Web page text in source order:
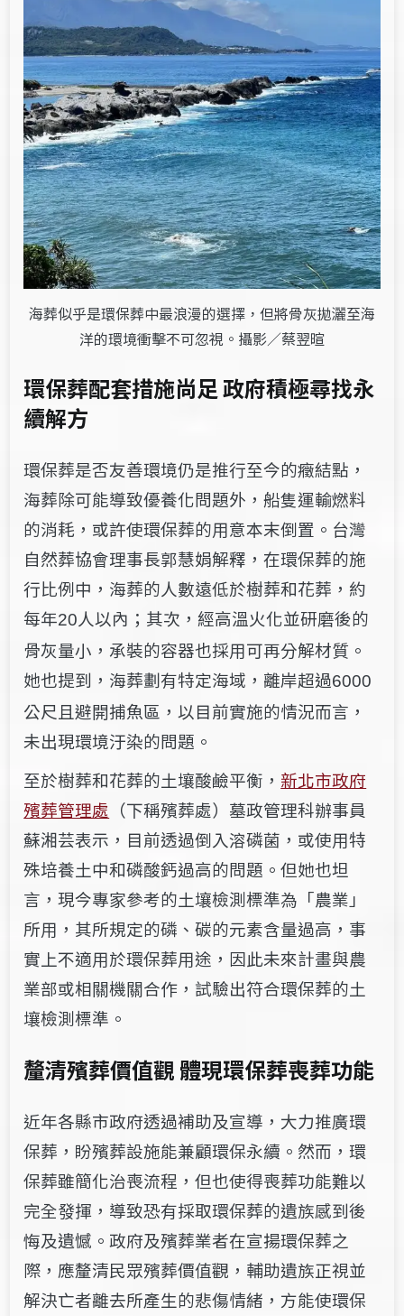
海葬似乎是環保葬中最浪漫的選擇，但將骨灰拋灑至海
洋的環境衝擊不可忽視。攝影／蔡翌暄
環保葬配套措施尚足 政府積極尋找永
續解方
環保葬是否友善環境仍是推行至今的癥結點，
海葬除可能導致優養化問題外，船隻運輸燃料
的消耗，或許使環保葬的用意本末倒置。台灣
自然葬協會理事長郭慧娟解釋，在環保葬的施
行比例中，海葬的人數遠低於樹葬和花葬，約
每年20人以內；其次，經高溫火化並研磨後的
骨灰量小，承裝的容器也採用可再分解材質。
她也提到，海葬劃有特定海域，離岸超過6000
公尺且避開捕魚區，以目前實施的情況而言，
未出現環境汙染的問題。
至於樹葬和花葬的土壤酸鹼平衡， 新北市政府
殯葬管理處 （下稱殯葬處）墓政管理科辦事員
蘇湘芸表示，目前透過倒入溶磷菌，或使用特
殊培養土中和磷酸鈣過高的問題。但她也坦
言，現今專家參考的土壤檢測標準為「農業」
所用，其所規定的磷、碳的元素含量過高，事
實上不適用於環保葬用途，因此未來計畫與農
業部或相關機關合作，試驗出符合環保葬的土
壤檢測標準。
釐清殯葬價值觀 體現環保葬喪葬功能
近年各縣市政府透過補助及宣導，大力推廣環
保葬，盼殯葬設施能兼顧環保永續。然而，環
保葬雖簡化治喪流程，但也使得喪葬功能難以
完全發揮，導致恐有採取環保葬的遺族感到後
悔及遺憾。政府及殯葬業者在宣揚環保葬之
際，應釐清民眾殯葬價值觀，輔助遺族正視並
解決亡者離去所產生的悲傷情緒，方能使環保